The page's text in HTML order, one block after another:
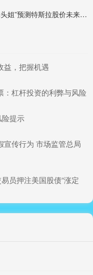
股票配资十倍 “木头姐”预测特斯拉股价未来5年涨12倍半，达到2600美元
益，把握机遇
：杠杆投资的利弊与风险
提示
宣传行为 市场监管总局
员押注美国股债“涨定